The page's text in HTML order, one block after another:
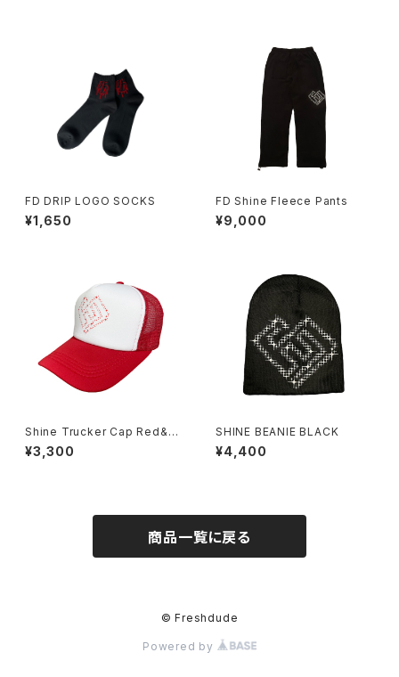
FD DRIP LOGO SOCKS
¥1,650
FD Shine Fleece Pants
¥9,000
Shine Trucker Cap Red&W
hite
¥3,300
SHINE BEANIE BLACK
¥4,400
商品一覧に戻る
© Freshdude
Powered by